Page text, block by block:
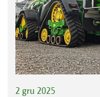
2 gru 2025